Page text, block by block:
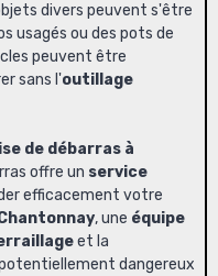
divers peuvent s'être
usagés ou des pots de
peuvent être
sans l'outillage
de débarras à
offre un service
efficacement votre
, une équipe
et la
dangereux